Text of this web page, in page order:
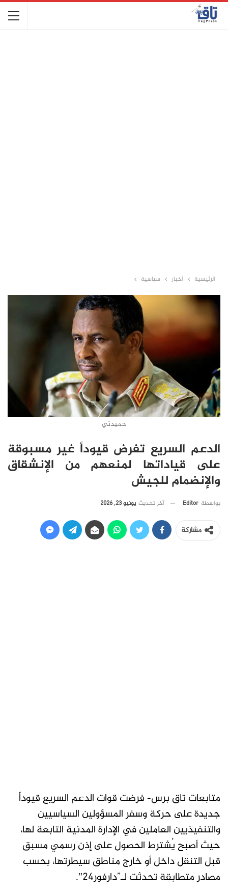
الرئيسية أخبار سياسية
حميدتي
الدعم السريع تفرض قيوداً غير مسبوقة
على قياداتها لمنعهم من الإنشقاق
والإنضمام للجيش
بواسطة Editor آخر تحديث يونيو 23, 2026
مشاركة
متابعات تاق برس- فرضت قوات الدعم السريع قيوداً
جديدة على حركة وسفر المسؤولين السياسيين
والتنفيذيين العاملين في الإدارة المدنية التابعة لها،
حيث أصبح يُشترط الحصول على إذن رسمي مسبق
قبل التنقل داخل أو خارج مناطق سيطرتها، بحسب
مصادر متطابقة تحدثت لـ”دارفور24″.